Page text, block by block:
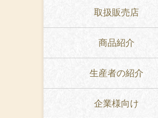
取扱販売店
商品紹介
生産者の紹介
企業様向け